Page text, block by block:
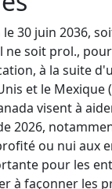
30 juin 2036,
ne soit prol.,
à la suite
et le
visent à
2026,
ou nui aux
pour les
à façonner les